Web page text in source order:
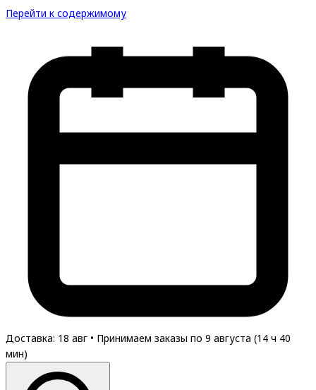
Перейти к содержимому
Доставка: 18 авг • Принимаем заказы по 9 августа (14 ч 40
мин)